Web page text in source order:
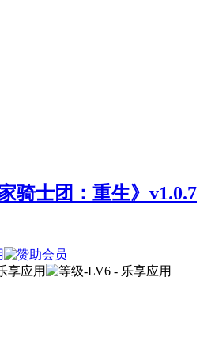
骑士团：重生》v1.0.7